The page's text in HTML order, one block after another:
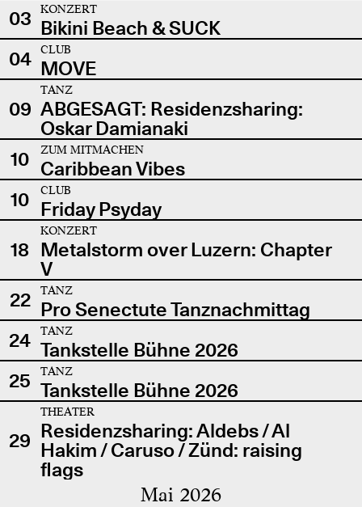
03
KONZERT
Bikini Beach & SUCK
04
CLUB
MOVE
09
TANZ
ABGESAGT: Residenzsharing:
Oskar Damianaki
10
ZUM MITMACHEN
Caribbean Vibes
10
CLUB
Friday Psyday
18
KONZERT
Metalstorm over Luzern: Chapter
V
22
TANZ
Pro Senectute Tanznachmittag
24
TANZ
Tankstelle Bühne 2026
25
TANZ
Tankstelle Bühne 2026
29
THEATER
Residenzsharing: Aldebs / Al
Hakim / Caruso / Zünd: raising
flags
Mai 2026